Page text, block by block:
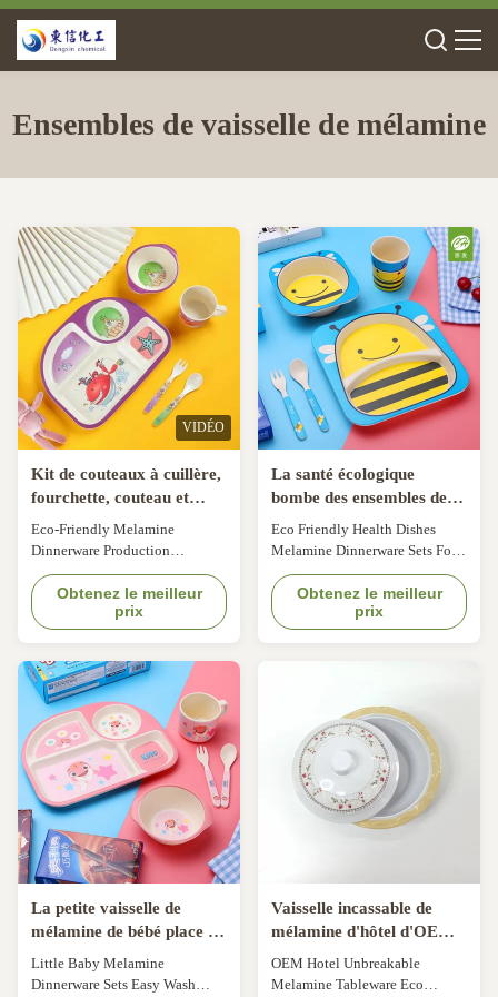
Ensembles de vaisselle de mélamine
VIDÉO
Kit de couteaux à cuillère,
fourchette, couteau et
baguettes en mélamine
Eco-Friendly Melamine
Dinnerware Production
Spoon/Fork/Knife/Chopsticks
Kit For Restaurant,Home
Overview Essential details
Dinnerware Type; Dinnerware
Designs or Customized
Occasion: Giveaways, Business
Gifts, Party, Graduation, Presents
Design Style: Contemporary,
Vintage...
Obtenez le meilleur
prix
La santé écologique
bombe des ensembles de
vaisselle de mélamine pour
le bébé d'enfants
Eco Friendly Health Dishes
Melamine Dinnerware Sets For
Children Baby Specification
Material: 100% Melamine, 50%
Melamine, 30% Melamine,
Bamboo Fiber Printing:
Details: Brown bulk
package,white bulk package...
Obtenez le meilleur
prix
La petite vaisselle de
mélamine de bébé place le
lavage facile dur pour se
casser
Little Baby Melamine
Dinnerware Sets Easy Wash
Vaisselle incassable de
mélamine d'hôtel d'OEM
écologique avec le
couvercle
OEM Hotel Unbreakable
Melamine Tableware Eco